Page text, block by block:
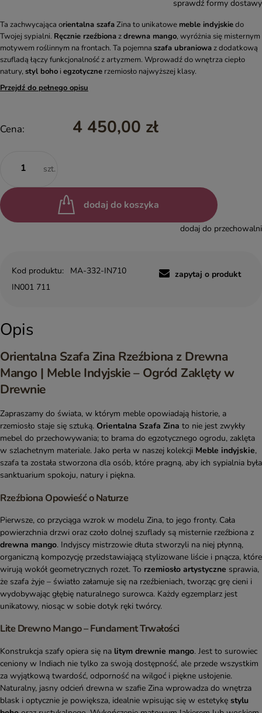
sprawdź formy dostawy
Ta zachwycająca orientalna szafaZina to unikatowe meble indyjskiedo
Twojej sypialni. Ręcznie rzeźbionazdrewna mango, wyróżnia się misternym
motywem roślinnym na frontach. Ta pojemna szafa ubraniowaz dodatkową
szufladą łączy funkcjonalność z artyzmem. Wprowadź do wnętrza ciepło
natury, styl boho i egzotyczne rzemiosło najwyższej klasy.
Przejdź do pełnego opisu
Cena: 4 450,00 zł
szt.
dodaj do koszyka
dodaj do przechowalni
Kod produktu:
MA-332-IN710
IN001 711
zapytaj o produkt
Opis
Orientalna Szafa Zina Rzeźbiona z Drewna
Mango | Meble Indyjskie – Ogród Zaklęty w
Drewnie
Zapraszamy do świata, w którym meble opowiadają historie, a
rzemiosło staje się sztuką. Orientalna Szafa Zina to nie jest zwykły
mebel do przechowywania; to brama do egzotycznego ogrodu, zaklęta
w szlachetnym materiale. Jako perła w naszej kolekcji Meble indyjskie,
szafa ta została stworzona dla osób, które pragną, aby ich sypialnia była
sanktuarium spokoju, natury i piękna.
Rzeźbiona Opowieść o Naturze
Pierwsze, co przyciąga wzrok w modelu Zina, to jego fronty. Cała
powierzchnia drzwi oraz czoło dolnej szuflady są misternie rzeźbiona z
drewna mango. Indyjscy mistrzowie dłuta stworzyli na niej płynną,
organiczną kompozycję przedstawiającą stylizowane liście i pnącza, które
wirują wokół geometrycznych rozet. To rzemiosło artystyczne sprawia,
że szafa żyje – światło załamuje się na rzeźbieniach, tworząc grę cieni i
wydobywając głębię naturalnego surowca. Każdy egzemplarz jest
unikatowy, niosąc w sobie dotyk ręki twórcy.
Lite Drewno Mango – Fundament Trwałości
Konstrukcja szafy opiera się na litym drewnie mango. Jest to surowiec
ceniony w Indiach nie tylko za swoją dostępność, ale przede wszystkim
za wyjątkową twardość, odporność na wilgoć i piękne usłojenie.
Naturalny, jasny odcień drewna w szafie Zina wprowadza do wnętrza
blask i optycznie je powiększa, idealnie wpisując się w estetykę stylu